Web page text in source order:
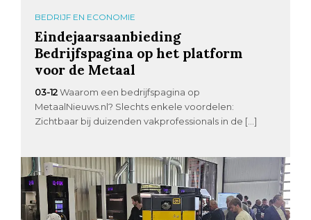
BEDRIJF EN ECONOMIE
Eindejaarsaanbieding
Bedrijfspagina op het platform
voor de Metaal
03-12 Waarom een bedrijfspagina op
MetaalNieuws.nl? Slechts enkele voordelen:
Zichtbaar bij duizenden vakprofessionals in de […]